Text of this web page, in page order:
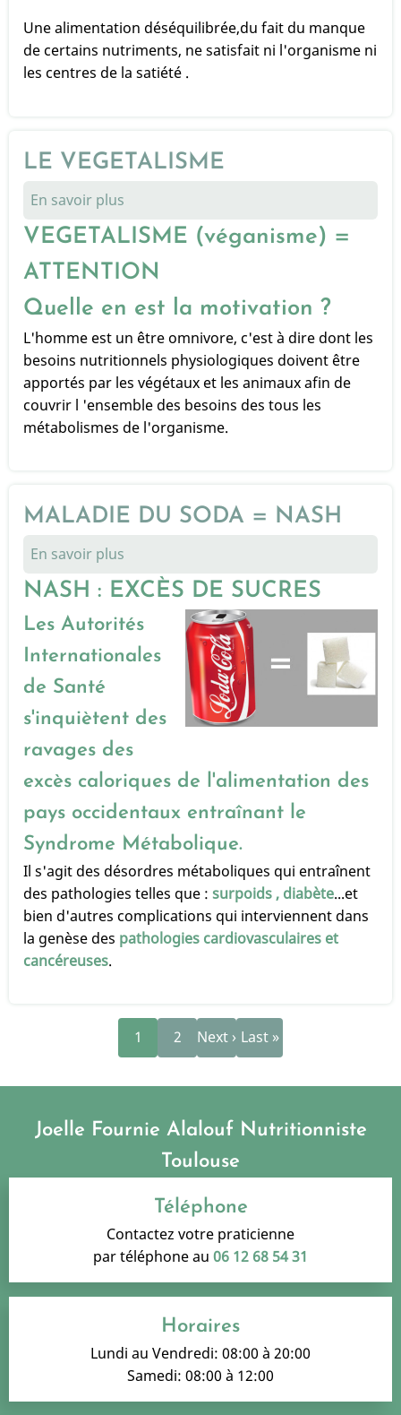
Une alimentation déséquilibrée,du fait du manque
de certains nutriments, ne satisfait ni l'organisme ni
les centres de la satiété .
LE VEGETALISME
En savoir plus
LE
VEGETALISME
VEGETALISME (véganisme) =
ATTENTION
Quelle en est la motivation ?
L'homme est un être omnivore, c'est à dire dont les
besoins nutritionnels physiologiques doivent être
apportés par les végétaux et les animaux afin de
couvrir l 'ensemble des besoins des tous les
métabolismes de l'organisme.
MALADIE DU SODA = NASH
En savoir plus
MALADIE
DU
SODA
NASH
NASH : EXCÈS DE SUCRES
Les Autorités
Internationales
de Santé
s'inquiètent des
ravages des
excès caloriques de l'alimentation des
pays occidentaux entraînant le
Syndrome Métabolique.
Il s'agit des désordres métaboliques qui entraînent
des pathologies telles que : surpoids , diabète...et
bien d'autres complications qui interviennent dans
la genèse des pathologies cardiovasculaires et
cancéreuses.
Page
courante
1 Page
2
Page
suivante
Next › Dernière
Last »
Joelle Fournie Alalouf Nutritionniste
Toulouse
Téléphone
Contactez votre praticienne
par téléphone au 06 12 68 54 31
Horaires
Lundi au Vendredi: 08:00 à 20:00
Samedi: 08:00 à 12:00